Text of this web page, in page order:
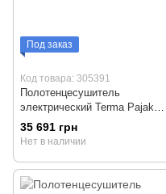
Под заказ
Код товара: 305391
Полотенцесушитель
электрический Terma Pajak
1323х531
(WLPAJ132053KSURE8S)
35 691 грн
Нет в наличии